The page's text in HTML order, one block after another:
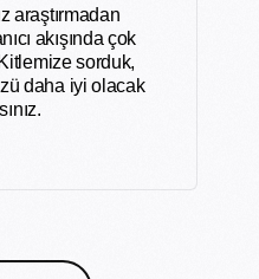
araştırmadan
akışında çok
sorduk,
daha iyi olacak